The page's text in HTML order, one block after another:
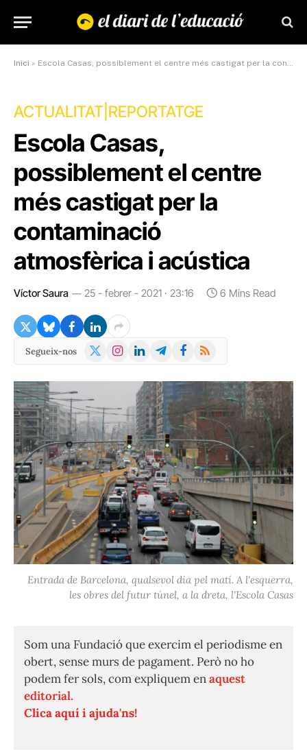
Inici » Escola Casas, possiblement el centre més castigat per la contaminació atmosfèrica i acústica
ACTUALITAT|REPORTATGE
Escola Casas,
possiblement el centre
més castigat per la
contaminació
atmosfèrica i acústica
Víctor Saura 25 - febrer - 2021 · 23:16 6 Mins Read
Segueix-nos
X
Instagram
LinkedInTelegramFacebook
RSS
Entrada de Barcelona, qualsevol dia pel matí. A l'esquerra,
les obres del futur túnel, a la dreta, l'Escola Casas
Som una Fundació que exercim el periodisme en
obert, sense murs de pagament. Però no ho
podem fer sols, com expliquem enaquest
editorial.
Clica aquí i ajuda'ns!